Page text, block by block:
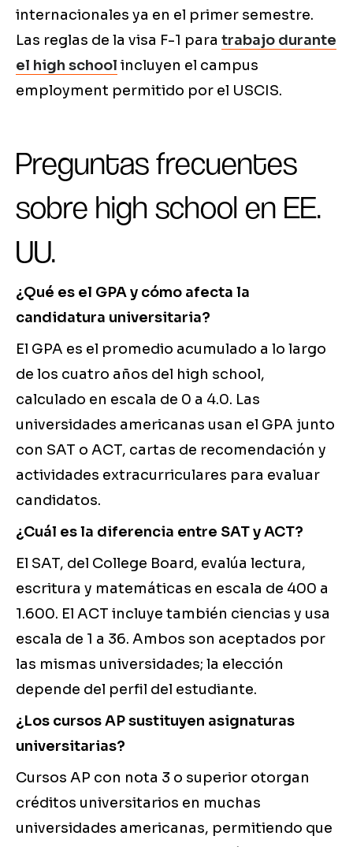
internacionales ya en el primer semestre.
Las reglas de la visa F-1 para trabajo durante
el high school incluyen el campus
employment permitido por el USCIS.
Preguntas frecuentes
sobre high school en EE.
UU.
¿Qué es el GPA y cómo afecta la
candidatura universitaria?
El GPA es el promedio acumulado a lo largo
de los cuatro años del high school,
calculado en escala de 0 a 4.0. Las
universidades americanas usan el GPA junto
con SAT o ACT, cartas de recomendación y
actividades extracurriculares para evaluar
candidatos.
¿Cuál es la diferencia entre SAT y ACT?
El SAT, del College Board, evalúa lectura,
escritura y matemáticas en escala de 400 a
1.600. El ACT incluye también ciencias y usa
escala de 1 a 36. Ambos son aceptados por
las mismas universidades; la elección
depende del perfil del estudiante.
¿Los cursos AP sustituyen asignaturas
universitarias?
Cursos AP con nota 3 o superior otorgan
créditos universitarios en muchas
universidades americanas, permitiendo que